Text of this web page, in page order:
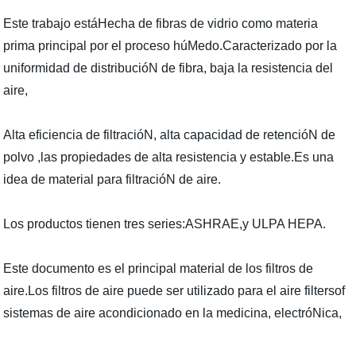
Este trabajo estáHecha de fibras de vidrio como materia
prima principal por el proceso húMedo.Caracterizado por la
uniformidad de distribucióN de fibra, baja la resistencia del
aire,
Alta eficiencia de filtracióN, alta capacidad de retencióN de
polvo ,las propiedades de alta resistencia y estable.Es una
idea de material para filtracióN de aire.
Los productos tienen tres series:ASHRAE,y ULPA HEPA.
Este documento es el principal material de los filtros de
aire.Los filtros de aire puede ser utilizado para el aire filtersof
sistemas de aire acondicionado en la medicina, electróNica,